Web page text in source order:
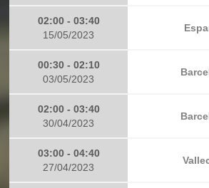
02:00 - 03:40
15/05/2023
00:30 - 02:10
03/05/2023
02:00 - 03:40
30/04/2023
03:00 - 04:40
27/04/2023